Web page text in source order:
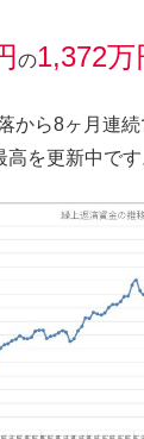
の1,372万
から8ヶ月連
を更新中です